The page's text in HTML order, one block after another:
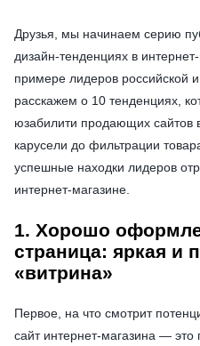
Друзья, мы начинаем серию
дизайн-тенденциях в
примере лидеров российской
расскажем о 10 тенденциях,
юзабилити продающих сайтов
карусели до фильтрации
успешные находки лидеров
интернет-магазине.
1. Хорошо
страница: яркая и
«витрина»
Первое, на что смотрит
сайт интернет-магазина — это